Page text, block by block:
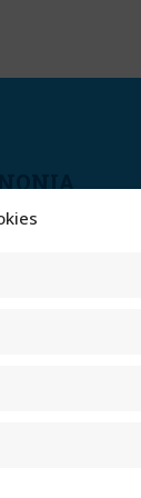
& Αλεξάνδρου